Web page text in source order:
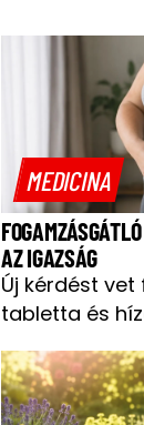
MEDICINA
AZ IGAZSÁG
Új kérdést
tabletta és